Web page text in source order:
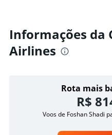
Informações da
Airlines
Rota mais
R$
Voos de Foshan Shadi